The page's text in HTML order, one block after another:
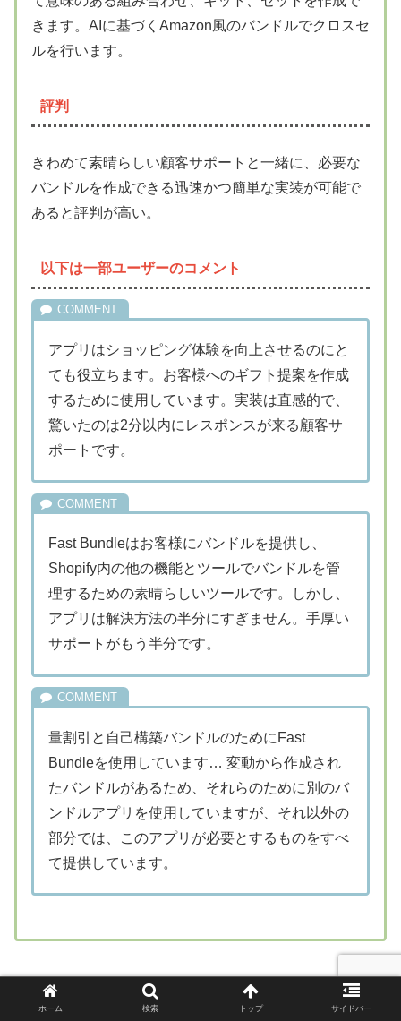
きます。AIに基づくAmazon風のバンドルでクロスセ
ルを行います。
評判
きわめて素晴らしい顧客サポートと一緒に、必要な
バンドルを作成できる迅速かつ簡単な実装が可能で
あると評判が高い。
以下は一部ユーザーのコメント
アプリはショッピング体験を向上させるのにと
ても役立ちます。お客様へのギフト提案を作成
するために使用しています。実装は直感的で、
驚いたのは2分以内にレスポンスが来る顧客サ
ポートです。
Fast Bundleはお客様にバンドルを提供し、
Shopify内の他の機能とツールでバンドルを管
理するための素晴らしいツールです。しかし、
アプリは解決方法の半分にすぎません。手厚い
サポートがもう半分です。
量割引と自己構築バンドルのためにFast
Bundleを使用しています… 変動から作成され
たバンドルがあるため、それらのために別のバ
ンドルアプリを使用していますが、それ以外の
部分では、このアプリが必要とするものをすべ
て提供しています。
7位
ホーム 検索 トップ サイドバー